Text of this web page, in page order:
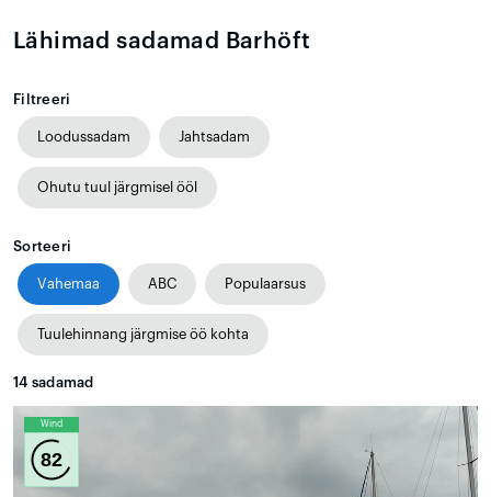
Lähimad sadamad Barhöft
Filtreeri
Loodussadam Jahtsadam
Ohutu tuul järgmisel ööl
Sorteeri
Vahemaa ABC Populaarsus
Tuulehinnang järgmise öö kohta
14 sadamad
Wind
82